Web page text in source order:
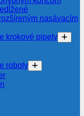
nasávacím
krokové pipety
roboty